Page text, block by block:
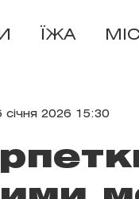
ЇЖА
січня 2026 15:30